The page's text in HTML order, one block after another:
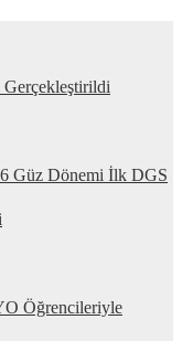
Gerçekleştirildi
Güz Dönemi İlk DGS
Öğrencileriyle